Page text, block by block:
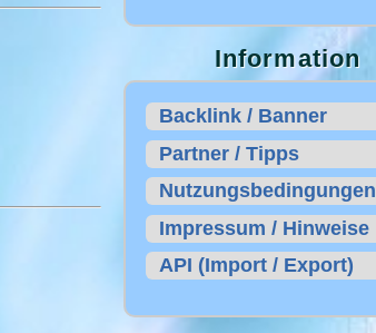
Information
Backlink / Banner
Partner / Tipps
Nutzungsbedingungen
Impressum / Hinweise
API (Import / Export)